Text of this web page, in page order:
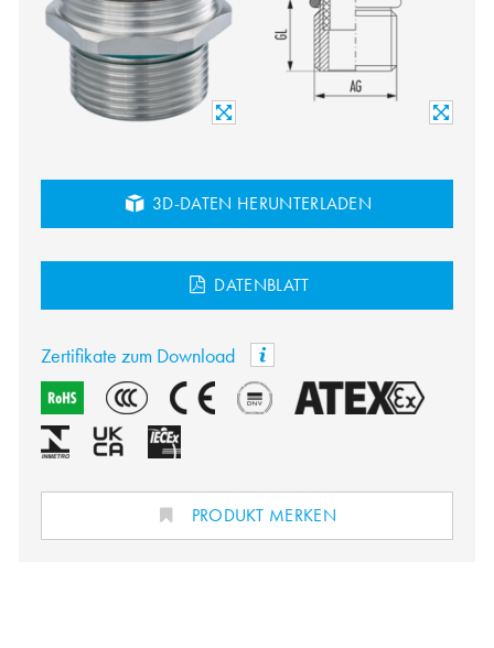
3D-DATEN HERUNTERLADEN
DATENBLATT
Zertifikate zum Download
PRODUKT MERKEN